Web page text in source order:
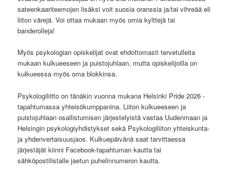
sateenkaariteemojen lisäksi voit suosia oranssia ja/tai vihreää eli
liiton värejä. Voi ottaa mukaan myös omia kylttejä tai
banderolleja!
Myös psykologian opiskelijat ovat ehdottomasti tervetulleita
mukaan kulkueeseen ja puistojuhlaan, mutta opiskelijoilla on
kulkueessa myös oma blokkinsa.
Psykologiliitto on tänäkin vuonna mukana Helsinki Pride 2026 -
tapahtumassa yhteisökumppanina. Liiton kulkueeseen ja
puistojuhlaan osallistumisen järjestelyistä vastaa Uudenmaan ja
Helsingin psykologiyhdistykset sekä Psykologiliiton yhteiskunta-
ja yhdenvertaisuusjaos. Kulkuepäivänä saat tarvittaessa
järjestäjät kiinni Facebook-tapahtuman kautta tai
sähköpostilistalle jaetun puhelinnumeron kautta.